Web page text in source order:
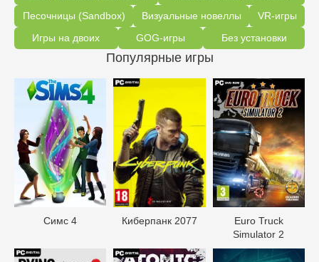
Песочницы (Sandbox)
Визуальные новеллы
VR-игры
Игры на двоих
GOG-игры Без установки
Популярные игры
Симс 4 Киберпанк 2077
Euro Truck
Simulator 2